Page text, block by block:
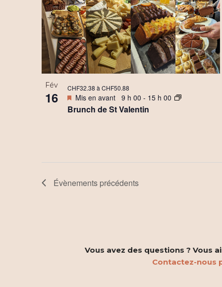
Fév
16
Brunch de St Valentin
Mis en avant 9 h 00 - 15 h 00
CHF32.38 à CHF50.88
Évènements précédents
Vous avez des questions ? Vous
Contactez-nous